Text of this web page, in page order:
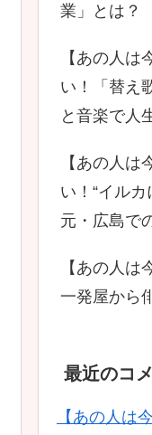
業」とは？
【あの人
い！「替え
と音楽で人
【あの人
い！“イル
元・広島で
【あの人は
一発屋から
最近のコ
【あの人は